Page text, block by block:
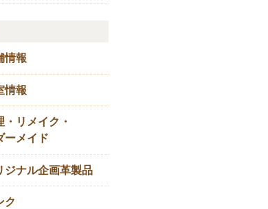
情報
情報
・リメイク・
ーメイド
ジナル企画革製品
ク